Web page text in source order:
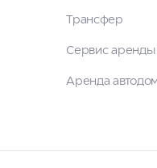
Трансфер
Сервис аренды
Аренда